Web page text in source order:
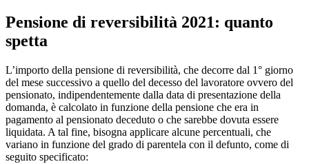
Pensione di reversibilità 2021: quanto
spetta
L’importo della pensione di reversibilità, che decorre dal 1° giorno
del mese successivo a quello del decesso del lavoratore ovvero del
pensionato, indipendentemente dalla data di presentazione della
domanda, è calcolato in funzione della pensione che era in
pagamento al pensionato deceduto o che sarebbe dovuta essere
liquidata. A tal fine, bisogna applicare alcune percentuali, che
variano in funzione del grado di parentela con il defunto, come di
seguito specificato: